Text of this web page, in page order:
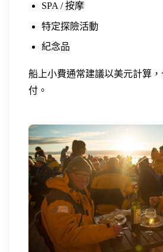
SPA / 按摩
特定探險活動
紀念品
船上小費通常建議以美元計算
付。